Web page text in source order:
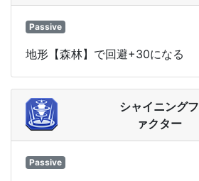
Passive
地形【森林】で回避+30になる
シャイニングフ
ァクター
Passive